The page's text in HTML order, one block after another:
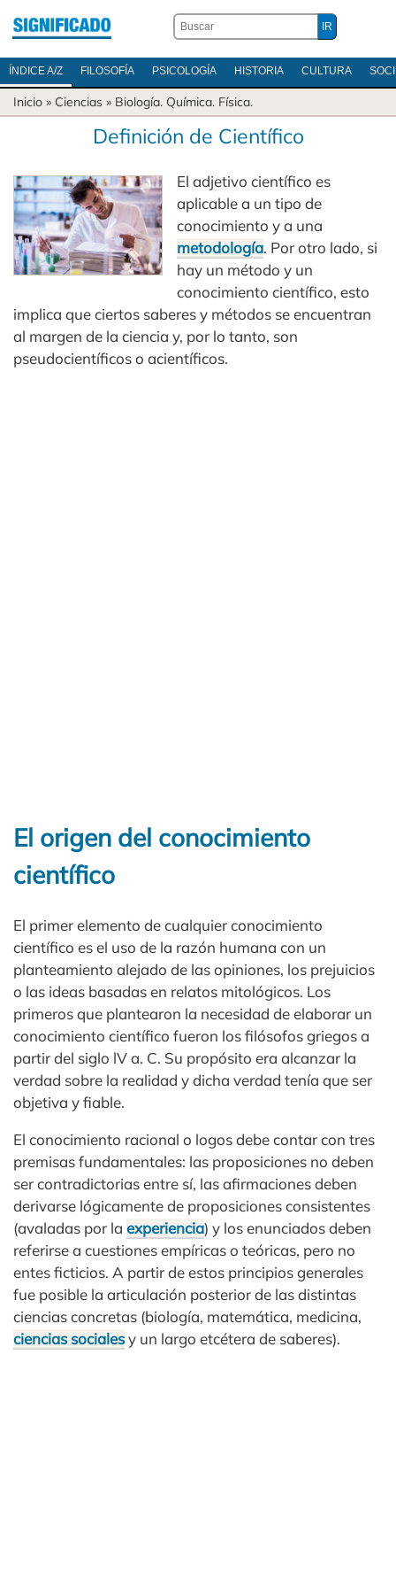
ÍNDICE A/Z FILOSOFÍA PSICOLOGÍA HISTORIA CULTURA
Inicio » Ciencias » Biología. Química. Física.
Definición de Científico
El adjetivo científico es
aplicable a un tipo de
conocimiento y a una
metodología. Por otro lado, si
hay un método y un
conocimiento científico, esto
implica que ciertos saberes y métodos se encuentran
al margen de la ciencia y, por lo tanto, son
pseudocientíficos o acientíficos.
El origen del conocimiento
científico
El primer elemento de cualquier conocimiento
científico es el uso de la razón humana con un
planteamiento alejado de las opiniones, los prejuicios
o las ideas basadas en relatos mitológicos. Los
primeros que plantearon la necesidad de elaborar un
conocimiento científico fueron los filósofos griegos a
partir del siglo lV a. C. Su propósito era alcanzar la
verdad sobre la realidad y dicha verdad tenía que ser
objetiva y fiable.
El conocimiento racional o logos debe contar con tres
premisas fundamentales: las proposiciones no deben
ser contradictorias entre sí, las afirmaciones deben
derivarse lógicamente de proposiciones consistentes
(avaladas por la experiencia) y los enunciados deben
referirse a cuestiones empíricas o teóricas, pero no
entes ficticios. A partir de estos principios generales
fue posible la articulación posterior de las distintas
ciencias concretas (biología, matemática, medicina,
ciencias socialesy un largo etcétera de saberes).